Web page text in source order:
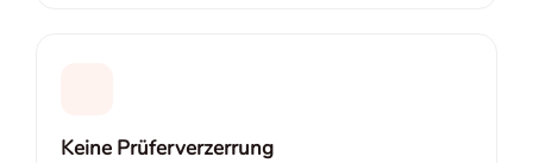
Keine Prüferverzerrung